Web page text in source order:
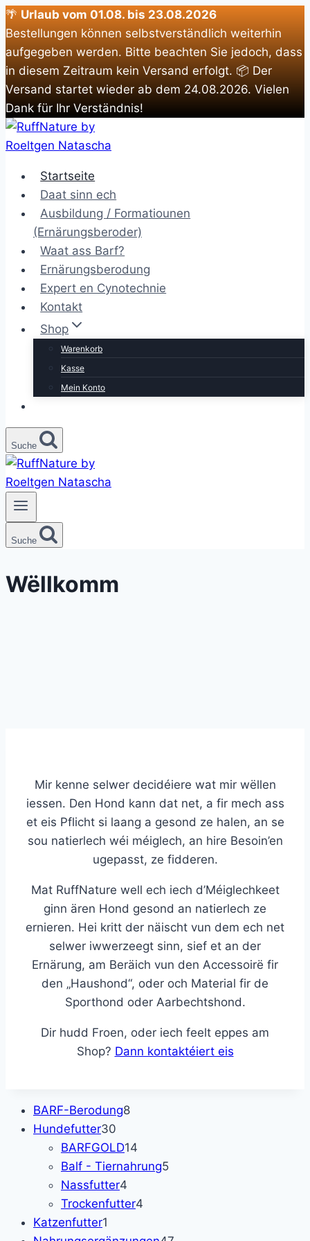
🌴 Urlaub vom 01.08. bis 23.08.2026
Bestellungen können selbstverständlich weiterhin
aufgegeben werden. Bitte beachten Sie jedoch, dass
in diesem Zeitraum kein Versand erfolgt. 📦 Der
Versand startet wieder ab dem 24.08.2026. Vielen
Dank für Ihr Verständnis!
Zum
Inhalt
Startseite
Daat sinn ech
Ausbildung / Formatiounen
(Ernärungsberoder)
Waat ass Barf?
Ernärungsberodung
Expert en Cynotechnie
Kontakt
Shop
Warenkorb
Kasse
Mein Konto
Suche
Suche
Wëllkomm
Mir kenne selwer decidéiere wat mir wëllen
iessen. Den Hond kann dat net, a fir mech ass
et eis Pflicht si laang a gesond ze halen, an se
sou natierlech wéi méiglech, an hire Besoin’en
ugepasst, ze fidderen.
Mat RuffNature well ech iech d’Méiglechkeet
ginn ären Hond gesond an natierlech ze
ernieren. Hei kritt der näischt vun dem ech net
selwer iwwerzeegt sinn, sief et an der
Ernärung, am Beräich vun den Accessoirë fir
den „Haushond“, oder och Material fir de
Sporthond oder Aarbechtshond.
Dir hudd Froen, oder iech feelt eppes am
Shop? Dann kontaktéiert eis
BARF-Berodung88
Hundefutter30
Produkte
BARFGOLD14
Produkte
Balf - Tiernahrung55
Nassfutter4
Produkte
Trockenfutter4
Katzenfutter1